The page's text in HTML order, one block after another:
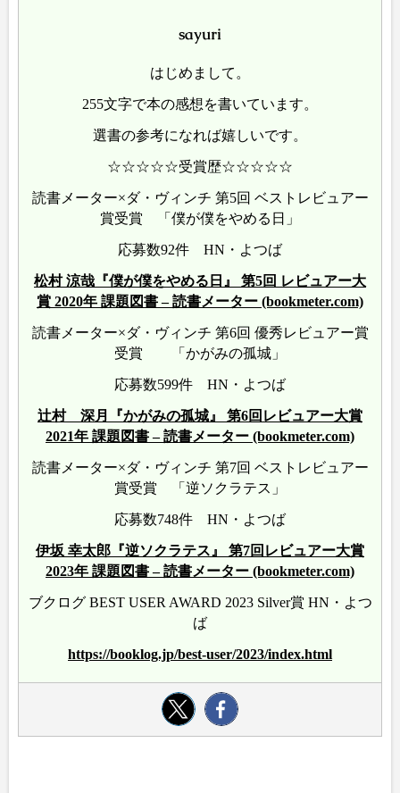
sayuri
はじめまして。
255文字で本の感想を書いています。
選書の参考になれば嬉しいです。
☆☆☆☆☆受賞歴☆☆☆☆☆
読書メーター×ダ・ヴィンチ 第5回 ベストレビュアー
賞受賞 「僕が僕をやめる日」
応募数92件 HN・よつば
松村 涼哉『僕が僕をやめる日』 第5回 レビュアー大
賞 2020年 課題図書 – 読書メーター (bookmeter.com)
読書メーター×ダ・ヴィンチ 第6回 優秀レビュアー賞
受賞 「かがみの孤城」
応募数599件 HN・よつば
辻村 深月『かがみの孤城』 第6回レビュアー大賞
2021年 課題図書 – 読書メーター (bookmeter.com)
読書メーター×ダ・ヴィンチ 第7回 ベストレビュアー
賞受賞 「逆ソクラテス」
応募数748件 HN・よつば
伊坂 幸太郎『逆ソクラテス』 第7回レビュアー大賞
2023年 課題図書 – 読書メーター (bookmeter.com)
ブクログ BEST USER AWARD 2023 Silver賞 HN・よつ
ば
https://booklog.jp/best-user/2023/index.html